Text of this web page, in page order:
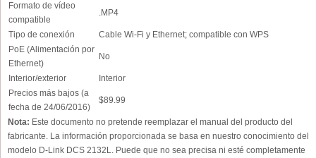
Formato de vídeo
compatible
.MP4
Tipo de conexión
Cable Wi-Fi y Ethernet; compatible con WPS
PoE (Alimentación por
Ethernet)
No
Interior/exterior
Interior
Precios más bajos (a
fecha de 24/06/2016)
$89.99
Nota: Este documento no pretende reemplazar el manual del producto del
fabricante. La información proporcionada se basa en nuestro conocimiento del
modelo D-Link DCS 2132L. Puede que no sea precisa ni esté completamente